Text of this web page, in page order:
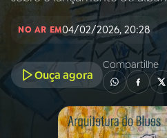
INÍCIO
A RÁDIO
PROGRAMAÇÃO
NO AR EM04/02/2026, 20:28
Ouça agora
Compartilhe